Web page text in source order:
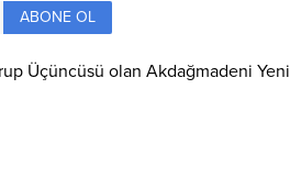
ABONE OL
Üçüncüsü olan Akdağmadeni